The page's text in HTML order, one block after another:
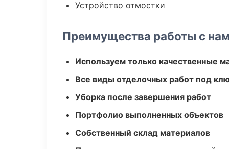
Устройство отмостки
Преимущества работы с
Используем только качественные
Все виды отделочных работ под
Уборка после завершения работ
Портфолио выполненных объектов
Собственный склад материалов